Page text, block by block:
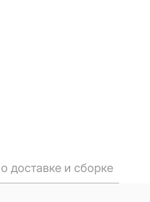
доставке и сборке